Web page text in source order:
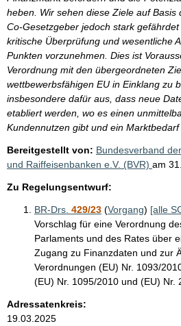
heben. Wir sehen diese Ziele auf Basis
Co-Gesetzgeber jedoch stark
kritische Überprüfung und wesentliche
Punkten vorzunehmen. Dies ist
Verordnung mit den übergeordneten
wettbewerbsfähigen EU in Einklang zu
insbesondere dafür aus, dass neue
etabliert werden, wo es einen
Kundennutzen gibt und ein Marktbedarf
Bereitgestellt von: Bundesverband
und Raiffeisenbanken e.V. (BVR) am
Zu Regelungsentwurf:
BR-Drs. 429/23 (Vorgang) [alle
Vorschlag für eine Verordnung
Parlaments und des Rates über
Zugang zu Finanzdaten und zur
Verordnungen (EU) Nr. 1093/
(EU) Nr. 1095/2010 und (EU) Nr.
Adressatenkreis:
19.03.2025